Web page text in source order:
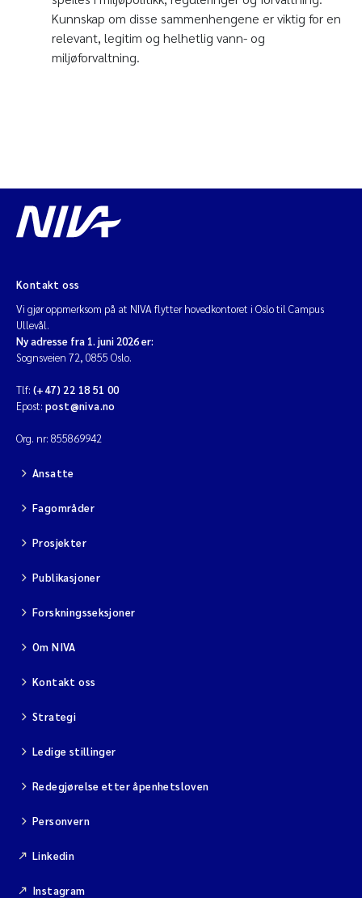
Kunnskap om disse sammenhengene er viktig for en
relevant, legitim og helhetlig vann- og
miljøforvaltning.
Kontakt oss
Vi gjør oppmerksom på at NIVA flytter hovedkontoret i Oslo til Campus
Ullevål.
Ny adresse fra 1. juni 2026 er:
Sognsveien 72, 0855 Oslo.
Tlf: (+47) 22 18 51 00
Epost: post@niva.no
Org. nr: 855869942
Ansatte
Fagområder
Prosjekter
Publikasjoner
Forskningsseksjoner
Om NIVA
Kontakt oss
Strategi
Ledige stillinger
Redegjørelse etter åpenhetsloven
Personvern
Linkedin
Instagram